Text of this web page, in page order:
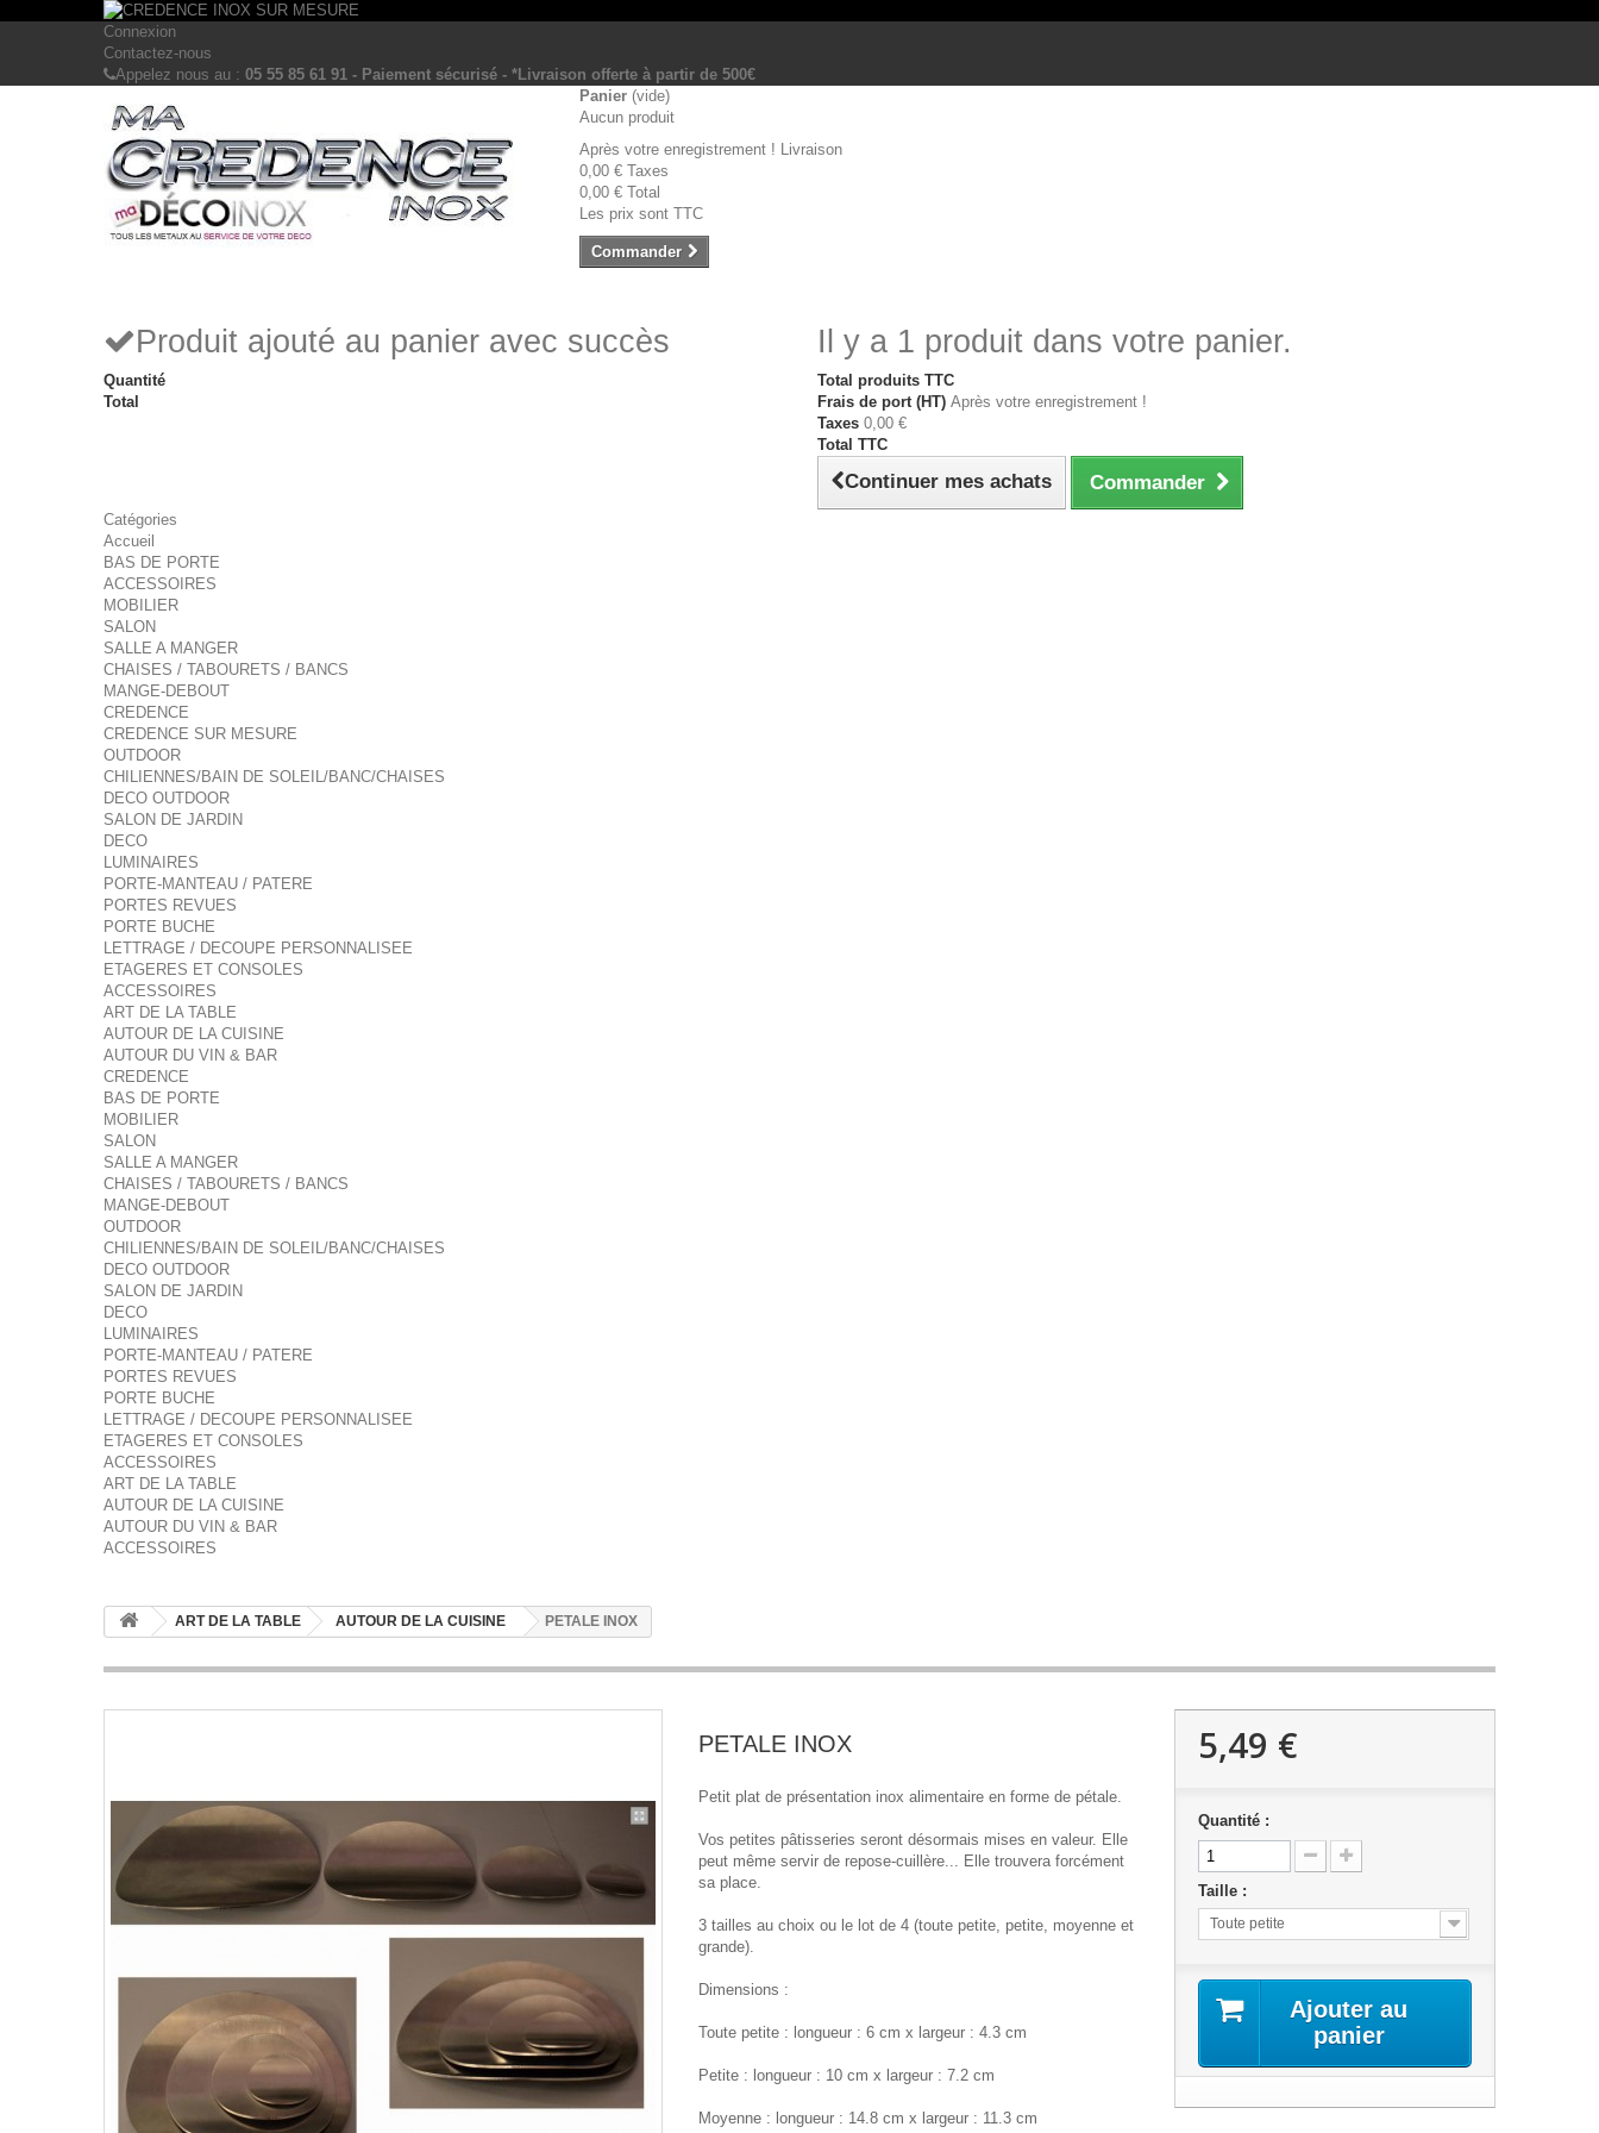
Connexion
Contactez-nous
Appelez nous au : 05 55 85 61 91 - Paiement sécurisé - *Livraison offerte à partir de 500€
Panier (vide)
Aucun produit
Après votre enregistrement ! Livraison
0,00 € Taxes
0,00 € Total
Les prix sont TTC
Commander
Produit ajouté au panier avec succès
Quantité
Total
Il y a 1 produit dans votre panier.
Total produits TTC
Frais de port (HT) Après votre enregistrement !
Taxes 0,00 €
Total TTC
Continuer mes achats Commander
Catégories
Accueil
BAS DE PORTE
ACCESSOIRES
MOBILIER
SALON
SALLE A MANGER
CHAISES / TABOURETS / BANCS
MANGE-DEBOUT
CREDENCE
CREDENCE SUR MESURE
OUTDOOR
CHILIENNES/BAIN DE SOLEIL/BANC/CHAISES
DECO OUTDOOR
SALON DE JARDIN
DECO
LUMINAIRES
PORTE-MANTEAU / PATERE
PORTES REVUES
PORTE BUCHE
LETTRAGE / DECOUPE PERSONNALISEE
ETAGERES ET CONSOLES
ACCESSOIRES
ART DE LA TABLE
AUTOUR DE LA CUISINE
AUTOUR DU VIN & BAR
CREDENCE
BAS DE PORTE
MOBILIER
SALON
SALLE A MANGER
CHAISES / TABOURETS / BANCS
MANGE-DEBOUT
OUTDOOR
CHILIENNES/BAIN DE SOLEIL/BANC/CHAISES
DECO OUTDOOR
SALON DE JARDIN
DECO
LUMINAIRES
PORTE-MANTEAU / PATERE
PORTES REVUES
PORTE BUCHE
LETTRAGE / DECOUPE PERSONNALISEE
ETAGERES ET CONSOLES
ACCESSOIRES
ART DE LA TABLE
AUTOUR DE LA CUISINE
AUTOUR DU VIN & BAR
ACCESSOIRES
ART DE LA TABLE AUTOUR DE LA CUISINE PETALE INOX
PETALE INOX
Petit plat de présentation inox alimentaire en forme de pétale.
Vos petites pâtisseries seront désormais mises en valeur. Elle
peut même servir de repose-cuillère... Elle trouvera forcément
sa place.
3 tailles au choix ou le lot de 4 (toute petite, petite, moyenne et
grande).
Dimensions :
Toute petite : longueur : 6 cm x largeur : 4.3 cm
Petite : longueur : 10 cm x largeur : 7.2 cm
Moyenne : longueur : 14.8 cm x largeur : 11.3 cm
5,49 €
Quantité :
Taille :
Toute petite
Ajouter au
panier